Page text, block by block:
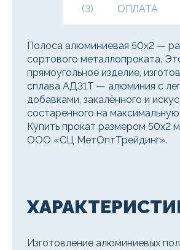
(3) ОПЛАТА
Полоса алюминиевая 50х2 —
сортового металлопроката.
прямоугольное изделие,
сплава АД31Т — алюминия с
добавками, закалённого и
состаренного на
Купить прокат размером 50x2
ООО «СЦ МетОптТрейдинг».
Изготовление алюминиевых